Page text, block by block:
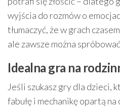
wyjścia do rozmów o
tłumaczyć, że w grach
ale zawsze można
Idealna gra na
Jeśli szukasz gry dla dzieci,
fabułę i mechanikę opartą